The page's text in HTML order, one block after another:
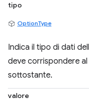
tipo
OptionType
Indica il tipo di dati
deve corrispondere
sottostante.
valore